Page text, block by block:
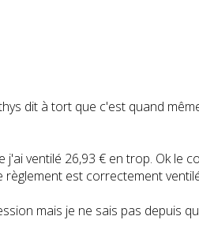
dit à tort que c'est quand
j'ai ventilé 26,93 € en trop. Ok le
est correctement
mais je ne sais pas depuis